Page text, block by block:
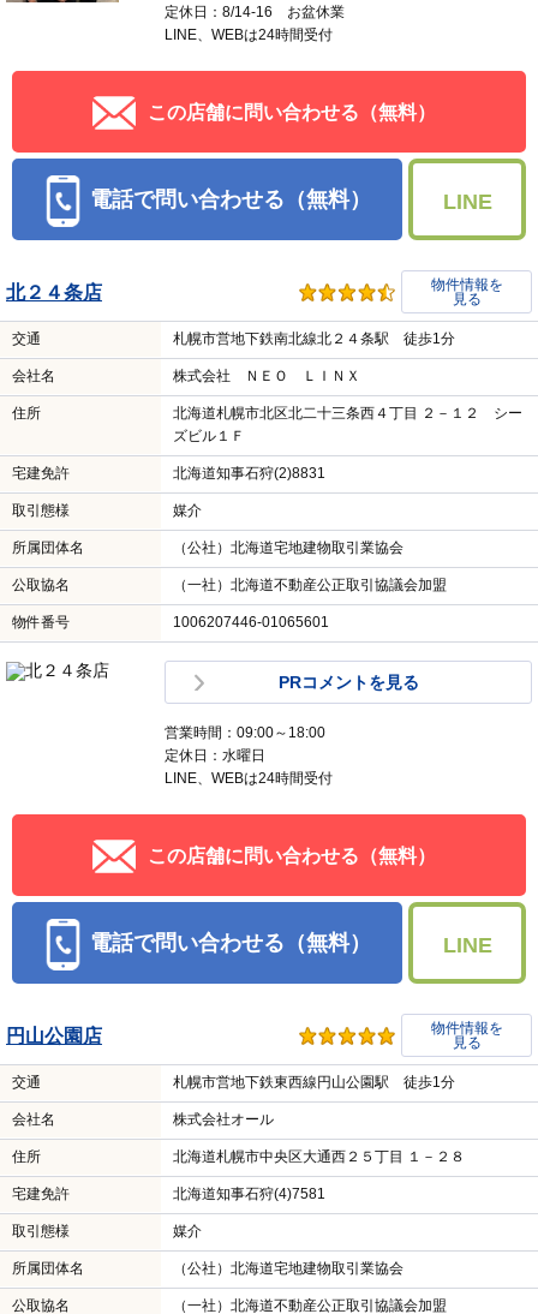
定休日：8/14-16 お盆休業
LINE、WEBは24時間受付
この店舗に問い合わせる（無料）
電話で問い合わせる（無料） LINE
北２４条店
物件情報を
見る
交通 札幌市営地下鉄南北線北２４条駅 徒歩1分
会社名 株式会社 ＮＥＯ ＬＩＮＸ
住所
北海道札幌市北区北二十三条西４丁目 ２－１２ シー
ズビル１Ｆ
宅建免許 北海道知事石狩(2)8831
取引態様 媒介
所属団体名 （公社）北海道宅地建物取引業協会
公取協名 （一社）北海道不動産公正取引協議会加盟
物件番号 1006207446-01065601
PRコメントを見る
営業時間：09:00～18:00
定休日：水曜日
LINE、WEBは24時間受付
この店舗に問い合わせる（無料）
電話で問い合わせる（無料） LINE
円山公園店
物件情報を
見る
交通 札幌市営地下鉄東西線円山公園駅 徒歩1分
会社名 株式会社オール
住所 北海道札幌市中央区大通西２５丁目 １－２８
宅建免許 北海道知事石狩(4)7581
取引態様 媒介
所属団体名 （公社）北海道宅地建物取引業協会
公取協名 （一社）北海道不動産公正取引協議会加盟